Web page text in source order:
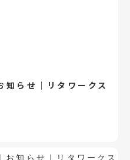
らせ｜リタワークス